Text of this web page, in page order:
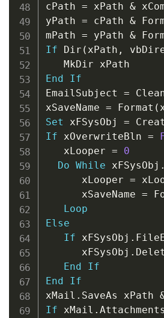
cPath = xPath &
yPath = cPath &
mPath = yPath &
If Dir ( xPath ,
End
If
EmailSubject =
xSaveName = Format (
Set xFSysObj =
If xOverwriteBln =
   xLooper
=
0
Do While xFSysObj .
      xLooper
=
      xSaveName
=
Loop
Else
If xFSysObj .
      xFSysObj
.
End
If
End
If
xMail . SaveAs xPath
If xMail . Attachments